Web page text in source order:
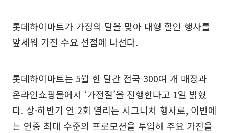
롯데하이마트가 가정의 달을 맞아 대형 할인 행사를
앞세워 가전 수요 선점에 나선다.
롯데하이마트는 5월 한 달간 전국 300여 개 매장과
온라인쇼핑몰에서 ‘가전절’을 진행한다고 1일 밝혔
다. 상·하반기 연 2회 열리는 시그니처 행사로, 이번에
는 연중 최대 수준의 프로모션을 투입해 주요 가전을